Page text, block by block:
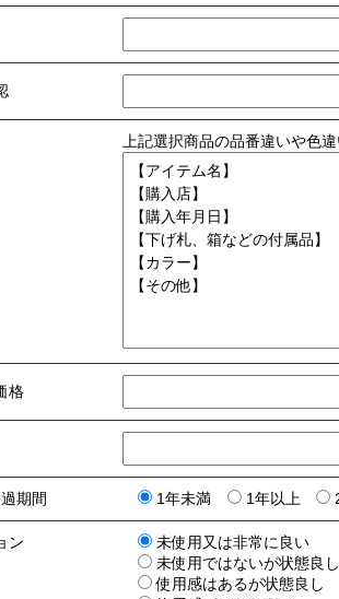
上記選択商品の品番違いや色
格
期間 1年未満 1年以上
ン
未使用又は非常に良い
未使用ではないが状態良
使用感はあるが状態良し